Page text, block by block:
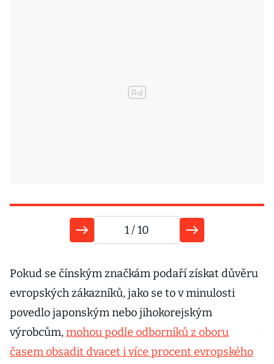
1/ 10
Pokud se čínským značkám podaří získat důvěru
evropských zákazníků, jako se to v minulosti
povedlo japonským nebo jihokorejským
výrobcům,mohou podle odborníků z oboru
časem obsadit dvacet i více procent evropského